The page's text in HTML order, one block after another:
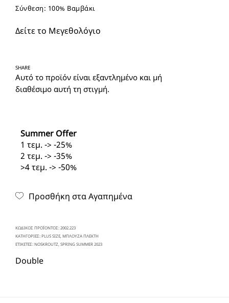
Σύνθεση: 100% Βαμβάκι
Δείτε το Μεγεθολόγιο
SHARE
Αυτό το προϊόν είναι εξαντλημένο και μή
διαθέσιμο αυτή τη στιγμή.
Summer Offer
1 τεμ. -> -25%
2 τεμ. -> -35%
>4 τεμ. -> -50%
Προσθήκη στα Αγαπημένα
ΚΩΔΙΚΌΣ ΠΡΟΪΌΝΤΟΣ:2002.223
ΚΑΤΗΓΟΡΊΕΣ:PLUS SIZE ΜΠΛΟΥΖΑ ΠΛΕΚΤΗ
ΕΤΙΚΈΤΕΣ:NOSKROUTZ SPRING SUMMER 2023
Double